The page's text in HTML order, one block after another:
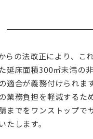
らの法改正により、こ
延床面積300㎡未満の
適合が義務付けられま
業務負担を軽減するた
までをワンストップで
たします。